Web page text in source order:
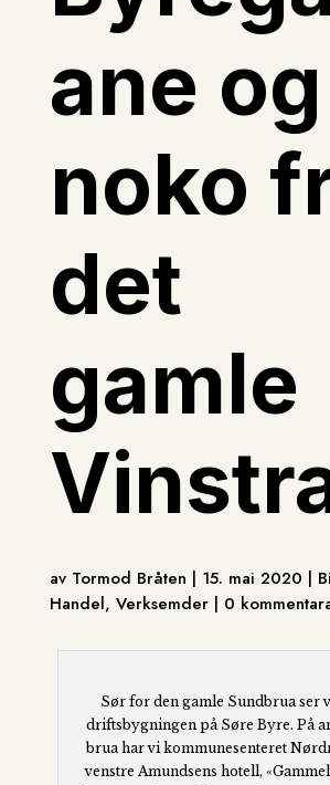
ane og
noko
det
gamle
av Tormod Bråten | 15. mai 2020 |
Handel, Verksemder | 0
Sør for den gamle Sundbrua ser
driftsbygningen på Søre Byre. På
brua har vi kommunesenteret
venstre Amundsens hotell,